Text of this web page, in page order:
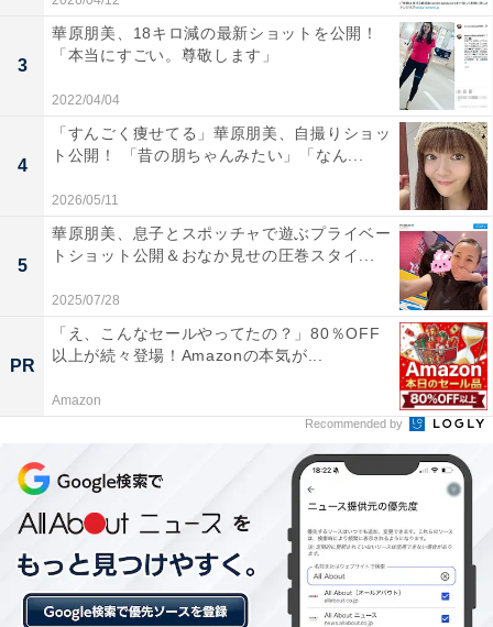
3
華原朋美、18キロ減の最新ショットを公開！
「本当にすごい。尊敬します」
2022/04/04
4
「すんごく痩せてる」華原朋美、自撮りショッ
ト公開！ 「昔の朋ちゃんみたい」「なん...
2026/05/11
5
華原朋美、息子とスポッチャで遊ぶプライベー
トショット公開＆おなか見せの圧巻スタイ...
2025/07/28
PR
「え、こんなセールやってたの？」80％OFF
以上が続々登場！Amazonの本気が...
Amazon
Recommended by